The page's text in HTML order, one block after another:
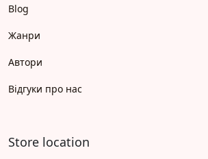
Blog
Жанри
Автори
Відгуки про нас
Store location